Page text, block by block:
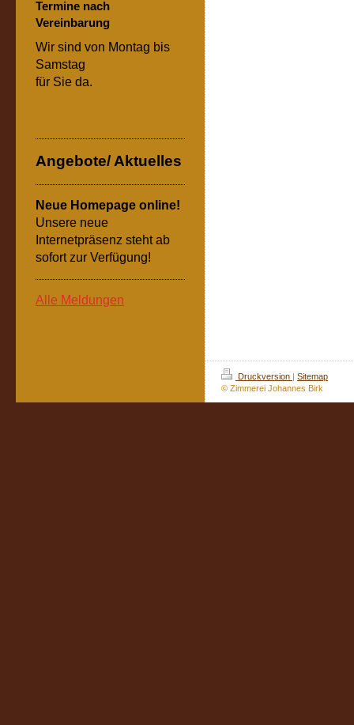
Termine nach
Vereinbarung
Wir sind von Montag bis
Samstag
für Sie da.
Angebote/ Aktuelles
Neue Homepage online!
Unsere neue
Internetpräsenz steht ab
sofort zur Verfügung!
Alle Meldungen
Druckversion | Sitemap
© Zimmerei Johannes Birk